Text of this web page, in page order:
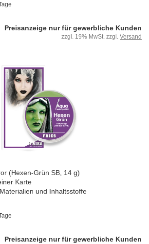
Preisanzeige nur für gewerbliche Kunden
zzgl. 19% MwSt. zzgl. Versand
(Hexen-​Grün SB, 14 g)
Karte
und In­halts­stof­fe
Preisanzeige nur für gewerbliche Kunden